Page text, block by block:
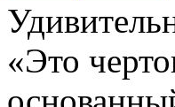
«Это